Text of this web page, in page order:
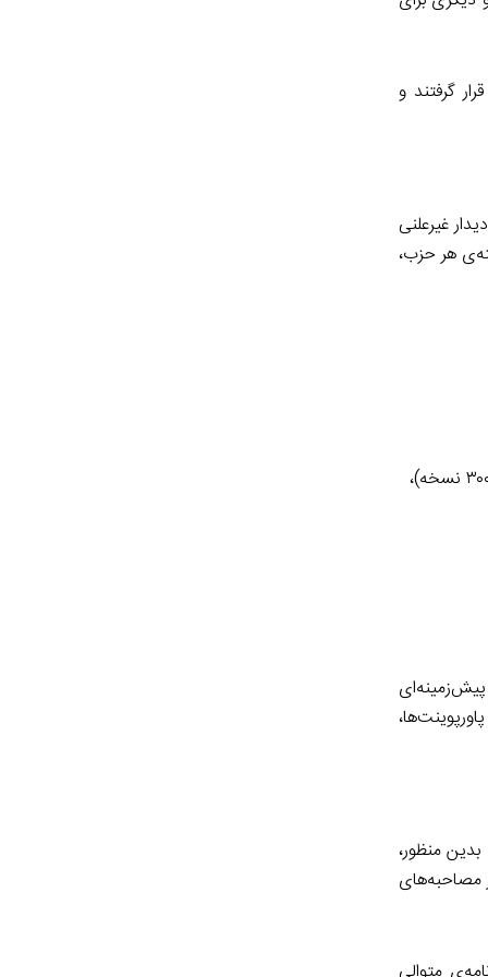
قرار گرفتند و
کنسرسیوم تحقیقات اقتصادی و اجتماعی (CIES) با طراحان سیاستیِ پنج حزب عمده‌ی سیاسی (بر اساس نظرسنجی‌ها) تماس گرفت و ۲۵ دیدار غیرعلنی
هر حزب،
پیش‌زمینه‌ای
کاسکو و آرِکوییپا) با بیش از ۱۰۰۰ شرکت‌کننده بود. بدین منظور،
مصاحبه‌های